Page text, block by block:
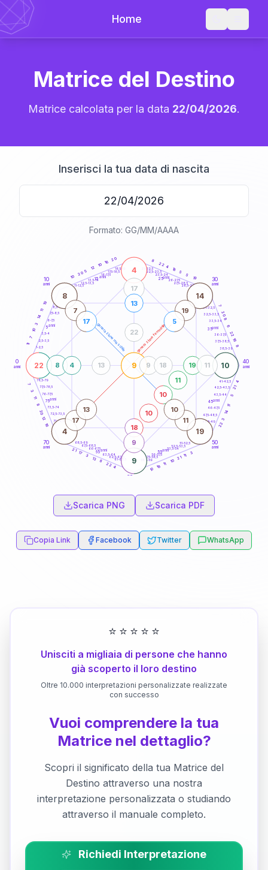
Home
Matrice del Destino
Matrice calcolata per la data 22/04/2026.
Inserisci la tua data di nascita
Formato: GG/MM/AAAA
generazione maschile generazione femminile
0
anni
10
anni
30
anni
40
anni
50
anni
60
70
anni
1-2,5
2,5-3,5
3,5-4
6-7,5
7,5-8,5
8,5-9
11-12,5
12,5-13,5
13,5-14
16-17,5
17,5-18,5
18,5-19
21-22,5
22,5-23,5
23,5-24
26-27,5
27,5-28,5
28,5-29
31-32,5
32,5-33,5
33,5-34
36-37,5
37,5-38,5
38,5-39
41-42,5
42,5-43,5
43,5-44
46-47,5
47,5-48,5
48,5-49
51-52,5
52,5-53,5
53,5-54
56-57,5
57,5-58,5
58,5-59
61-62,5
62,5-63,5
63,5-64
66-67,5
67,5-68,5
68,5-69
71-72,5
72,5-73,5
73,5-74
76-77,5
77,5-78,5
78,5-79
11
7
10
3
14
11
19
10
20 5
12
10
16
20 8
22 4
18 5
5
19
7
20
8
6
22
16
8
4
21
5
11
14
3
22
3
11
21
10
11
19
10
4
22
8
13
3
17
21
16
12
20
8
11
3
7
22
4
10
9
9
8 14
4 19
18
10
10
11
19
8
17
11
9
4
13
9 18
13
22
7
17
19
5
17
13
11
10
5anni
15 anni 25anni
35anni
45anni
55anni
65anni
75anni
Scarica PNG Scarica PDF
Copia Link Facebook Twitter WhatsApp
⭐ ⭐ ⭐ ⭐ ⭐
Unisciti a migliaia di persone che hanno
già scoperto il loro destino
Oltre 10.000 interpretazioni personalizzate realizzate
con successo
Vuoi comprendere la tua
Matrice nel dettaglio?
Scopri il significato della tua Matrice del
Destino attraverso una nostra
interpretazione personalizzata o studiando
attraverso il manuale completo.
Richiedi Interpretazione